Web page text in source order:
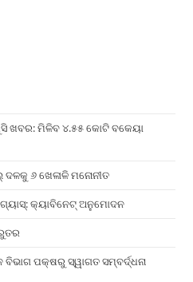
ଖବର: ମିଳିବ ୪.୫୫ କୋଟି ବକେୟା
୬ ଖେଳାଳି ମନୋନୀତ
କ୍ୟାବିନେଟ୍ ଅନୁମୋଦନ
ପକ୍ଷରୁ ସ୍ୱାଗତ ସମ୍ବର୍ଦ୍ଧନା